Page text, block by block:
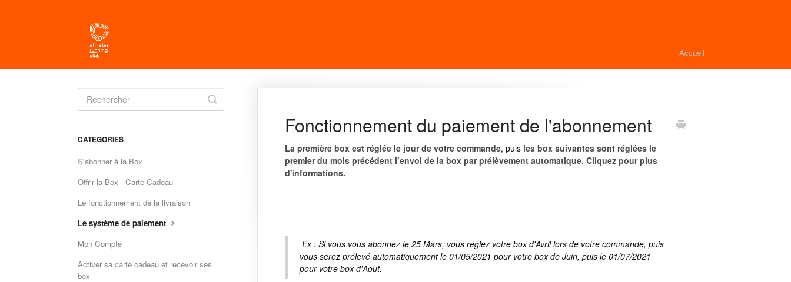
Accueil
Fonctionnement du paiement de l'abonnement
La première box est réglée le jour de votre commande, puis les box suivantes sont réglées le
premier du mois précédent l’envoi de la box par prélèvement automatique. Cliquez pour plus
d'informations.
Ex : Si vous vous abonnez le 25 Mars, vous réglez votre box d'Avril lors de votre commande, puis
vous serez prélevé automatiquement le 01/05/2021 pour votre box de Juin, puis le 01/07/2021
pour votre box d'Aout.
Toggle
Search
CATEGORIES
S'abonner à la Box
Offrir la Box - Carte Cadeau
Le fonctionnement de la livraison
Le système de paiement
Mon Compte
Activer sa carte cadeau et recevoir ses
box